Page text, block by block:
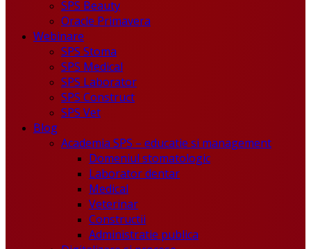
SPS Beauty
Oracle Primavera
Webinare
SPS Stoma
SPS Medical
SPS Laborator
SPS Construct
SPS Vet
Blog
Academia SPS – educatie si management
Domeniul stomatologic
Laborator dentar
Medical
Veterinar
Constructii
Administratie publica